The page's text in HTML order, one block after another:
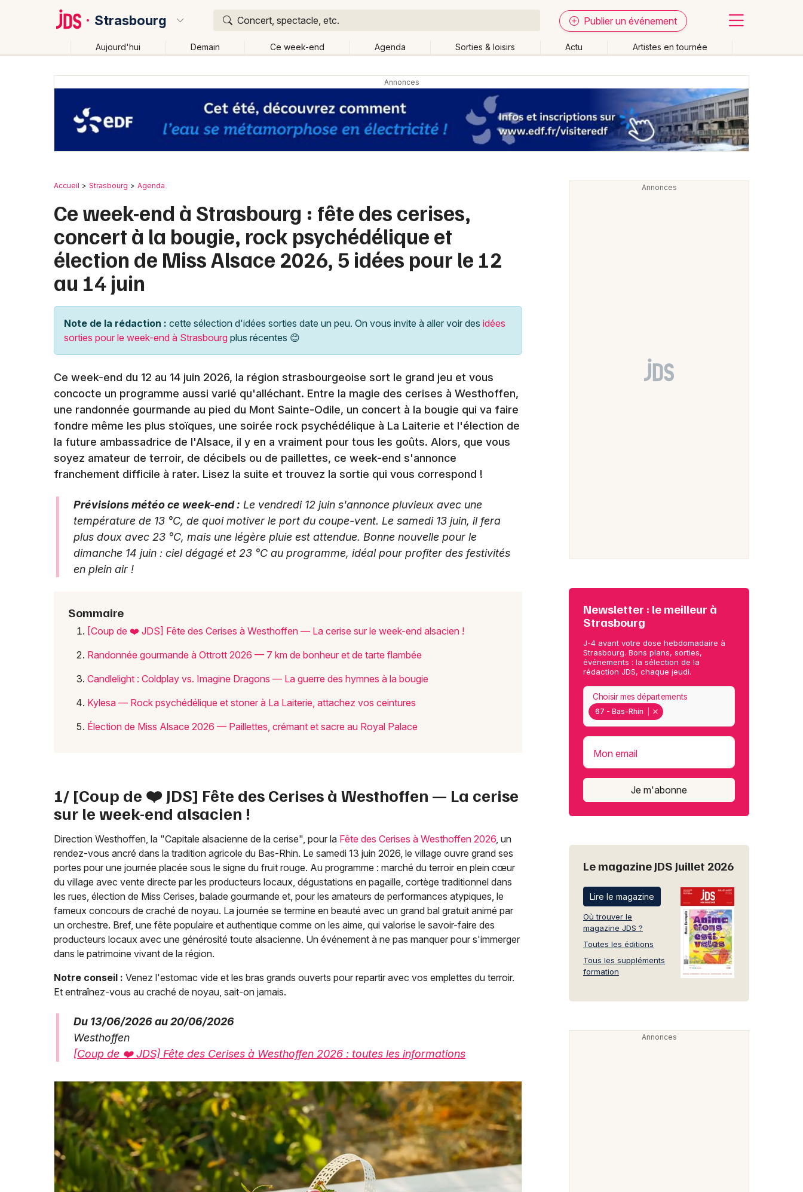
Strasbourg Concert, spectacle, etc. Publier un événement
Aujourd'hui Demain Ce week-end Agenda Sorties & loisirs Actu Artistes en tournée
Publier un événement
Grands événements
Manifestations
Foires & salons
Spectacles
Sports
Soirées
Sorties famille
Expos
Sorties & loisirs
Agenda dans le Bas-Rhin
Agenda en Alsace
Agenda dans le Grand Est
Newsletter des sorties
Artistes en tournée
Actus à Strasbourg
67 - Bas-Rhin
Choisir mes départements
Mon email
Bordeaux
Marseille
Mulhouse
Nantes
Paris
Strasbourg
Toulouse
Toutes les villes
Accueil Strasbourg Agenda
Ce week-end à Strasbourg : fête des cerises,
concert à la bougie, rock psychédélique et
élection de Miss Alsace 2026, 5 idées pour le 12
au 14 juin
Note de la rédaction : cette sélection d'idées sorties date un peu. On vous invite à aller voir des idées
sorties pour le week-end à Strasbourg plus récentes 😊
Ce week-end du 12 au 14 juin 2026, la région strasbourgeoise sort le grand jeu et vous
concocte un programme aussi varié qu'alléchant. Entre la magie des cerises à Westhoffen,
une randonnée gourmande au pied du Mont Sainte-Odile, un concert à la bougie qui va faire
fondre même les plus stoïques, une soirée rock psychédélique à La Laiterie et l'élection de
la future ambassadrice de l'Alsace, il y en a vraiment pour tous les goûts. Alors, que vous
soyez amateur de terroir, de décibels ou de paillettes, ce week-end s'annonce
franchement difficile à rater. Lisez la suite et trouvez la sortie qui vous correspond !
Prévisions météo ce week-end : Le vendredi 12 juin s'annonce pluvieux avec une
température de 13 °C, de quoi motiver le port du coupe-vent. Le samedi 13 juin, il fera
plus doux avec 23 °C, mais une légère pluie est attendue. Bonne nouvelle pour le
dimanche 14 juin : ciel dégagé et 23 °C au programme, idéal pour profiter des festivités
en plein air !
Sommaire
[Coup de ❤️ JDS] Fête des Cerises à Westhoffen — La cerise sur le week-end alsacien !
Randonnée gourmande à Ottrott 2026 — 7 km de bonheur et de tarte flambée
Candlelight : Coldplay vs. Imagine Dragons — La guerre des hymnes à la bougie
Kylesa — Rock psychédélique et stoner à La Laiterie, attachez vos ceintures
Élection de Miss Alsace 2026 — Paillettes, crémant et sacre au Royal Palace
1/ [Coup de ❤️ JDS] Fête des Cerises à Westhoffen — La cerise
sur le week-end alsacien !
Direction Westhoffen, la "Capitale alsacienne de la cerise", pour la Fête des Cerises à Westhoffen 2026 , un
rendez-vous ancré dans la tradition agricole du Bas-Rhin. Le samedi 13 juin 2026, le village ouvre grand ses
portes pour une journée placée sous le signe du fruit rouge. Au programme : marché du terroir en plein cœur
du village avec vente directe par les producteurs locaux, dégustations en pagaille, cortège traditionnel dans
les rues, élection de Miss Cerises, balade gourmande et, pour les amateurs de performances atypiques, le
fameux concours de craché de noyau. La journée se termine en beauté avec un grand bal gratuit animé par
un orchestre. Bref, une fête populaire et authentique comme on les aime, qui valorise le savoir-faire des
producteurs locaux avec une générosité toute alsacienne. Un événement à ne pas manquer pour s'immerger
dans le patrimoine vivant de la région.
Notre conseil : Venez l'estomac vide et les bras grands ouverts pour repartir avec vos emplettes du terroir.
Et entraînez-vous au craché de noyau, sait-on jamais.
Du 13/06/2026 au 20/06/2026
Westhoffen
[Coup de ❤️ JDS] Fête des Cerises à Westhoffen 2026 : toutes les informations
Newsletter : le meilleur à
Strasbourg
J-4 avant votre dose hebdomadaire à
Strasbourg. Bons plans, sorties,
événements : la sélection de la
rédaction JDS, chaque jeudi.
67 - Bas-Rhin
Choisir mes départements
Mon email
Je m'abonne
Le magazine JDS Juillet 2026
Lire le magazine
Où trouver le
magazine JDS ?
Toutes les éditions
Tous les suppléments
formation
Bas-Rhin (67) Partout
Près de moi
Quand ? Effacer les dates
Aujourd'hui Demain Ce week-end Autre